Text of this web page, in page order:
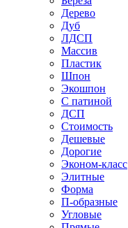
Дерево
Дуб
ЛДСП
Массив
Пластик
Шпон
Экошпон
С патиной
ДСП
Стоимость
Дешевые
Дорогие
Эконом-класс
Элитные
Форма
П-образные
Угловые